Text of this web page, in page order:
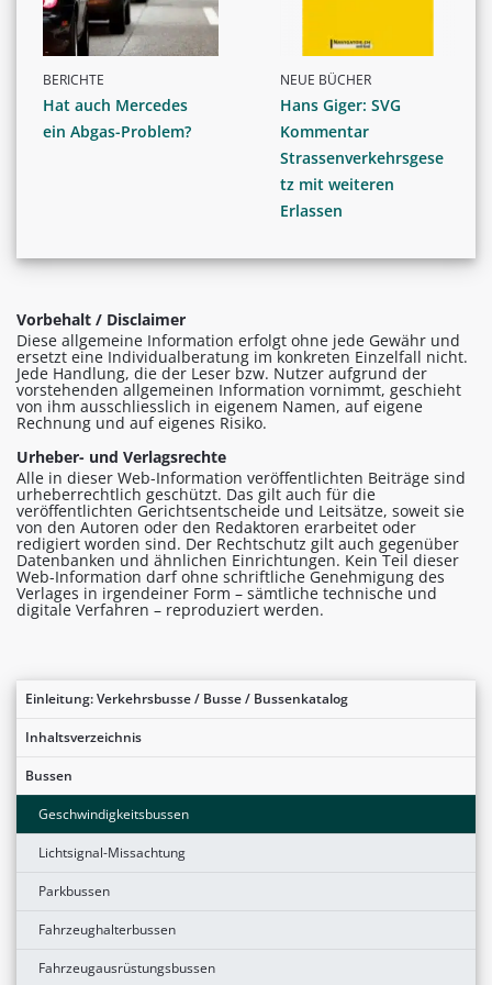
Einleitung: Verkehrsbusse / Busse / Bussenkatalog
Inhaltsverzeichnis
Bussen
Geschwindigkeitsbussen
Lichtsignal-Missachtung
Parkbussen
Fahrzeughalterbussen
Fahrzeugausrüstungsbussen
BERICHTE
Hat auch Mercedes
ein Abgas-Problem?
NEUE BÜCHER
Hans Giger: SVG
Kommentar
Strassenverkehrsgese
tz mit weiteren
Erlassen
Vorbehalt / Disclaimer
Diese allgemeine Information erfolgt ohne jede Gewähr und
ersetzt eine Individualberatung im konkreten Einzelfall nicht.
Jede Handlung, die der Leser bzw. Nutzer aufgrund der
vorstehenden allgemeinen Information vornimmt, geschieht
von ihm ausschliesslich in eigenem Namen, auf eigene
Rechnung und auf eigenes Risiko.
Urheber- und Verlagsrechte
Alle in dieser Web-Information veröffentlichten Beiträge sind
urheberrechtlich geschützt. Das gilt auch für die
veröffentlichten Gerichtsentscheide und Leitsätze, soweit sie
von den Autoren oder den Redaktoren erarbeitet oder
redigiert worden sind. Der Rechtschutz gilt auch gegenüber
Datenbanken und ähnlichen Einrichtungen. Kein Teil dieser
Web-Information darf ohne schriftliche Genehmigung des
Verlages in irgendeiner Form – sämtliche technische und
digitale Verfahren – reproduziert werden.